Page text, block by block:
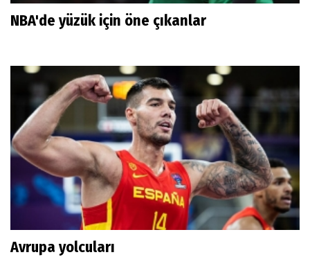
NBA'de yüzük için öne çıkanlar
Avrupa yolcuları